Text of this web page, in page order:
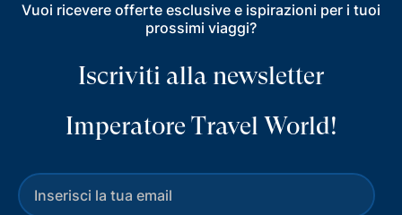
Vuoi ricevere offerte esclusive e ispirazioni per i tuoi
prossimi viaggi?
Iscriviti alla newsletter
Imperatore Travel World!